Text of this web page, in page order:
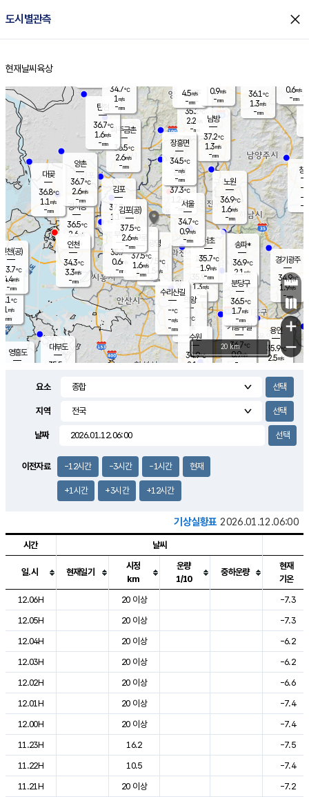
도시별관측 close
홈
현재날씨 육상
의도
℃
m/s
mm
영흥도
양주
35.2℃
2.2
-mm
과천
35.9℃
1.3m/s
- mm
용인
35.9℃
2.5m/s
경기광주
34.9℃
1.9m/s
-mm
1.7m/s
대부도
35.5
경서동
36.5℃
2.6 m/s
-mm
파주금촌
36.5℃
2.6m/s
-mm
36.1℃
1.3m/s
-mm
대곶
36.8℃
1.1 m/s
-mm
창
-
-m/
-
탄현
36.7℃
1.6m/s
-mm
0.6m/s
-mm
의왕
- ℃
m/s
mm
김포
37.7℃
1.1 m/s
mm
광명
37.5 ℃
1.5 m/s
-mm
부천
35.7℃
0.6m/s
-mm
양촌
36.7℃
2.6m/s
-mm
구로
37.5℃
1.6m/s
-mm
은평
37.3℃
1.2 m/s
- mm
노원
36.9℃
1.6m/s
-mm
송파*
36.9℃
2.1 m/s
-mm
서초
35.7℃
1.9m/s
-mm
남방
37.2℃
1.3m/s
-mm
기흥구갈
36.7℃
0.9m/s
-
수리산길
-℃
-m/s
-mm
분당구
36.5℃
1.7m/s
-mm
장흥면
34.5℃
-m/s
-mm
4.5m/s
-mm
인천(공)
33.7℃
4.4m/s
-mm
김포(공)
37.5℃
2.6m/s
-mm
수원
34.9℃
2.1 m/s
인천
34.3℃
3.3m/s
-mm
서울
34.7℃
0.9m/s
-mm
34.7℃
1 m/s
-mm
0.9m/s
-mm
+
−
20 km
요소
지역
날짜
이전자료 -12시간 -3시간 -1시간 현재
+1시간 +3시간 +12시간
기상실황표 2026.01.12.06:00
도시별 기상실황표로 지점, 날씨, 기온, 강수, 바람, 기압등을 안내한 표입
시간 날씨
일.시 현재일기
시정
km
운량
1/10
중하운량
현재
기온
12.06H
20 이상
-7.3
12.05H
20 이상
-7.3
12.04H
20 이상
-6.2
12.03H
20 이상
-6.2
12.02H
20 이상
-6.6
12.01H
20 이상
-7.4
12.00H
20 이상
-7.4
11.23H
16.2
-7.5
11.22H
10.5
-7.4
11.21H
20 이상
-7.2